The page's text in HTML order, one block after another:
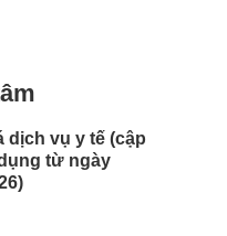
dịch vụ y tế (cập
từ ngày